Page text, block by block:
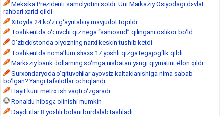
Meksika Prezidenti samolyotini sotdi. Uni Markaziy Osiyodagi davlat
rahbari xarid qildi
Xitoyda 24 ko‘zli g‘ayritabiiy mavjudot topildi
Toshkentda o‘quvchi qiz nega “samosud” qilingani oshkor bo‘ldi
O‘zbekistonda piyozning narxi keskin tushib ketdi
Toshkentda noma’lum shaxs 17 yoshli qizga tegajog‘lik qildi
Markaziy bank dollarning so‘mga nisbatan yangi qiymatini e’lon qildi
Surxondaryoda o‘qituvchilar ayovsiz kaltaklanishiga nima sabab
bo‘lgan? Yangi tafsilotlar ochiqlandi
Hayit kuni metro ish vaqti o‘zgaradi
Ronaldu hibsga olinishi mumkin
Daydi itlar 8 yoshli bolani burdalab tashladi